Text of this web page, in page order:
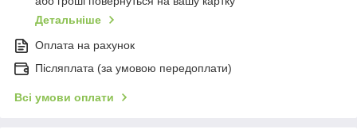
Детальніше
Оплата на рахунок
Післяплата (за умовою передоплати)
Всі умови оплати